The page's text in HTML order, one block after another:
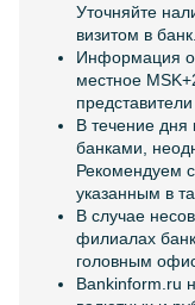
Уточняйте
визитом в банк.
Информация
местное
В течение дня
банками,
Рекомендуем
указанным в
В случае
филиалах
головным
Bankinform.ru